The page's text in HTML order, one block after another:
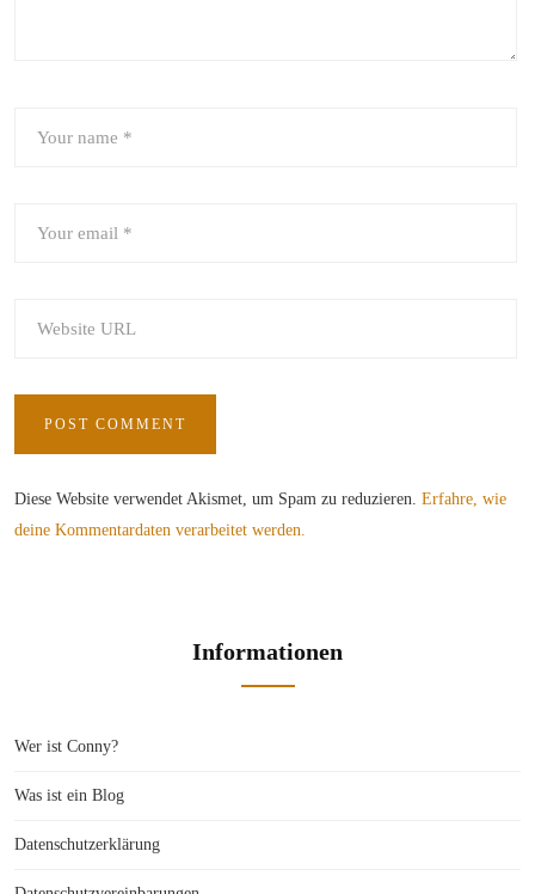
Diese Website verwendet Akismet, um Spam zu reduzieren. Erfahre, wie
deine Kommentardaten verarbeitet werden.
Informationen
Wer ist Conny?
Was ist ein Blog
Datenschutzerklärung